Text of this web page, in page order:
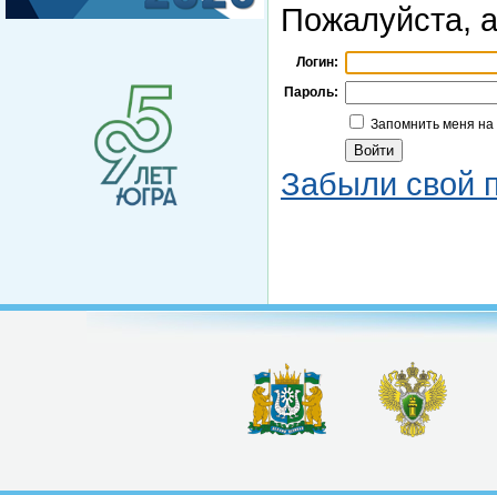
Пожалуйста,
Логин:
Пароль:
Запомнить меня
Забыли свой